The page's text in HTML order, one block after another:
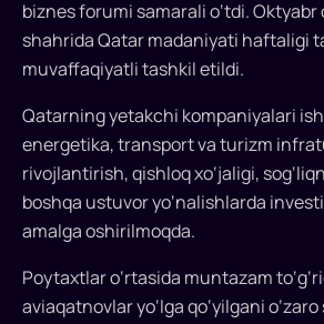
Qatar
amirini
milliy
Davlatga
asos
solingan
kun
samimiy
qutlab,
biznes forumi samarali o‘tdi.
shahrida Qatar madaniyati haftaligi
muvaffaqiyatli tashkil etildi.
Qatarning yetakchi kompaniyalari
energetika, transport va turizm
rivojlantirish, qishloq xo‘jaligi,
boshqa ustuvor yo‘nalishlarda
amalga oshirilmoqda.
Poytaxtlar o‘rtasida muntazam
aviaqatnovlar yo‘lga qo‘yilgani